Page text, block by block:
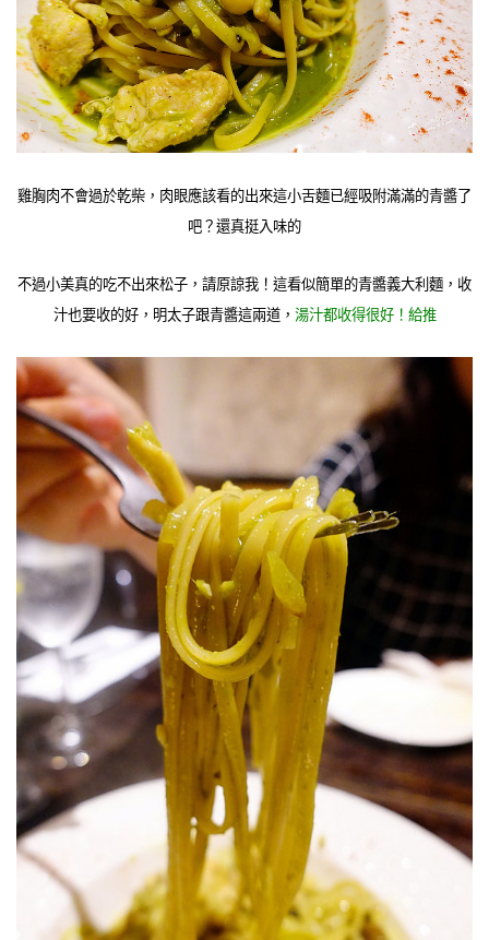
雞胸肉不會過於乾柴，肉眼應該看的出來這小舌麵已經吸附滿滿的青醬了
吧？還真挺入味的
不過小美真的吃不出來松子，請原諒我！這看似簡單的青醬義大利麵，收
汁也要收的好，明太子跟青醬這兩道， 湯汁都收得很好！給推